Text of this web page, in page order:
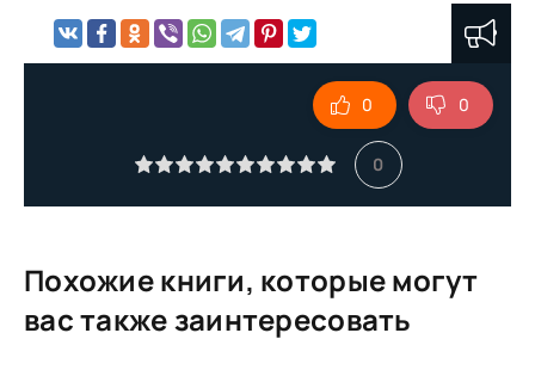
00007-
0
0 0
Похожие книги, которые могут
вас также заинтересовать